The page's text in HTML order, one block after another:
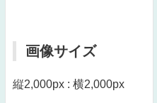
画像サイズ
縦2,000px : 横2,000px